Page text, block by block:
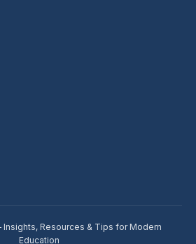
Insights, Resources & Tips for Modern
Education